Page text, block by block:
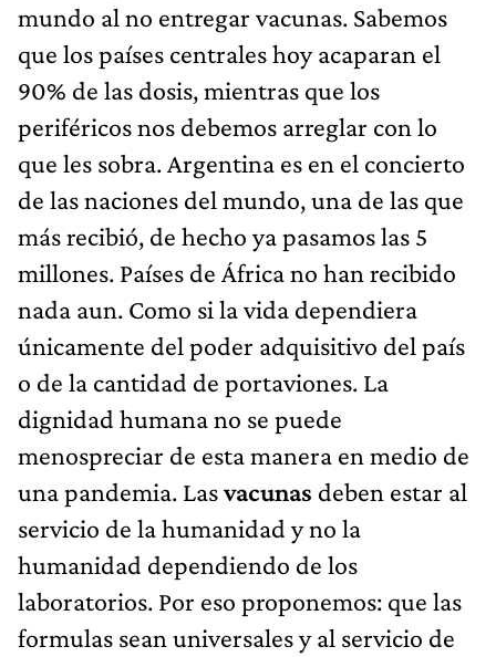
mundo al no entregar vacunas. Sabemos
que los países centrales hoy acaparan el
90% de las dosis, mientras que los
periféricos nos debemos arreglar con lo
que les sobra. Argentina es en el concierto
de las naciones del mundo, una de las que
más recibió, de hecho ya pasamos las 5
millones. Países de África no han recibido
nada aun. Como si la vida dependiera
únicamente del poder adquisitivo del país
o de la cantidad de portaviones. La
dignidad humana no se puede
menospreciar de esta manera en medio de
una pandemia. Lasvacunas deben estar al
servicio de la humanidad y no la
humanidad dependiendo de los
laboratorios. Por eso proponemos: que las
formulas sean universales y al servicio de